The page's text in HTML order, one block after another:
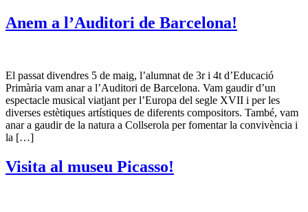
Anem a l’Auditori de Barcelona!
El passat divendres 5 de maig, l’alumnat de 3r i 4t d’Educació
Primària vam anar a l’Auditori de Barcelona. Vam gaudir d’un
espectacle musical viatjant per l’Europa del segle XVII i per les
diverses estètiques artístiques de diferents compositors. També, vam
anar a gaudir de la natura a Collserola per fomentar la convivència i
la […]
Visita al museu Picasso!